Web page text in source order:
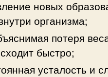
новых
организма;
потеря
быстро;
усталость и